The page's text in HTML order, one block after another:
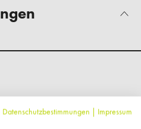
Datenschutzbestimmungen | Impressum